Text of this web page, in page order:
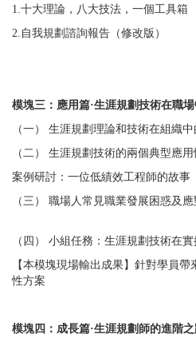
1.十大理論，八大技法，一個工具箱
2.自我規劃諮詢報告（修改版）
模塊三：應用篇·生涯規劃技術在職
（一） 生涯規劃理論和技術在組織
（二） 生涯規劃技術的兩個典型應
案例研討：一位低績效工程師的故事
（三） 職場人常見職業發展困惑及
（四） 小組任務：生涯規劃技術在
【本模塊現場輸出成果】針對學員
性方案
模塊四：成長篇·生涯規劃師的進階